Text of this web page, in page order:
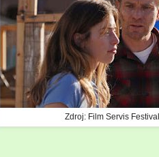
Zdroj: Film Servis